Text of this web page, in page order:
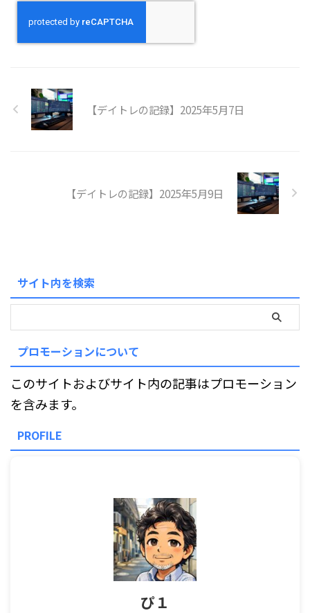
【デイトレの記録】2025年5月7日
【デイトレの記録】2025年5月9日
サイト内を検索
プロモーションについて
このサイトおよびサイト内の記事はプロモーション
を含みます。
PROFILE
ぴ１